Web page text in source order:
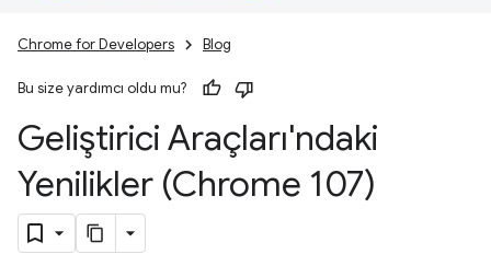
Chrome for Developers Blog
Bu size yardımcı oldu mu?
Geliştirici Araçları'ndaki
Yenilikler (Chrome 107)